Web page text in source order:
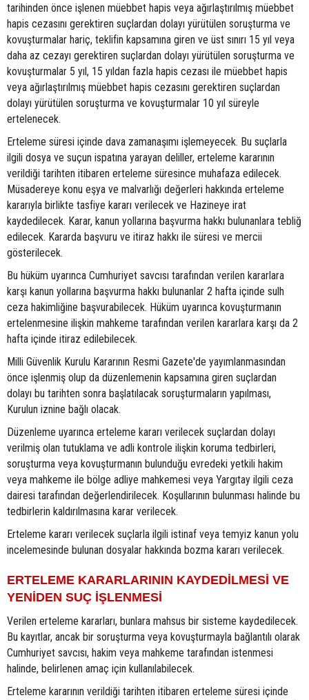
tarihinden önce işlenen müebbet hapis veya ağırlaştırılmış müebbet
hapis cezasını gerektiren suçlardan dolayı yürütülen soruşturma ve
kovuşturmalar hariç, teklifin kapsamına giren ve üst sınırı 15 yıl veya
daha az cezayı gerektiren suçlardan dolayı yürütülen soruşturma ve
kovuşturmalar 5 yıl, 15 yıldan fazla hapis cezası ile müebbet hapis
veya ağırlaştırılmış müebbet hapis cezasını gerektiren suçlardan
dolayı yürütülen soruşturma ve kovuşturmalar 10 yıl süreyle
ertelenecek.
Erteleme süresi içinde dava zamanaşımı işlemeyecek. Bu suçlarla
ilgili dosya ve suçun ispatına yarayan deliller, erteleme kararının
verildiği tarihten itibaren erteleme süresince muhafaza edilecek.
Müsadereye konu eşya ve malvarlığı değerleri hakkında erteleme
kararıyla birlikte tasfiye kararı verilecek ve Hazineye irat
kaydedilecek. Karar, kanun yollarına başvurma hakkı bulunanlara tebliğ
edilecek. Kararda başvuru ve itiraz hakkı ile süresi ve mercii
gösterilecek.
Bu hüküm uyarınca Cumhuriyet savcısı tarafından verilen kararlara
karşı kanun yollarına başvurma hakkı bulunanlar 2 hafta içinde sulh
ceza hakimliğine başvurabilecek. Hüküm uyarınca kovuşturmanın
ertelenmesine ilişkin mahkeme tarafından verilen kararlara karşı da 2
hafta içinde itiraz edilebilecek.
Milli Güvenlik Kurulu Kararının Resmi Gazete'de yayımlanmasından
önce işlenmiş olup da düzenlemenin kapsamına giren suçlardan
dolayı bu tarihten sonra başlatılacak soruşturmaların yapılması,
Kurulun iznine bağlı olacak.
Düzenleme uyarınca erteleme kararı verilecek suçlardan dolayı
verilmiş olan tutuklama ve adli kontrole ilişkin koruma tedbirleri,
soruşturma veya kovuşturmanın bulunduğu evredeki yetkili hakim
veya mahkeme ile bölge adliye mahkemesi veya Yargıtay ilgili ceza
dairesi tarafından değerlendirilecek. Koşullarının bulunması halinde bu
tedbirlerin kaldırılmasına karar verilecek.
Erteleme kararı verilecek suçlarla ilgili istinaf veya temyiz kanun yolu
incelemesinde bulunan dosyalar hakkında bozma kararı verilecek.
ERTELEME KARARLARININ KAYDEDİLMESİ VE
YENİDEN SUÇ İŞLENMESİ
Verilen erteleme kararları, bunlara mahsus bir sisteme kaydedilecek.
Bu kayıtlar, ancak bir soruşturma veya kovuşturmayla bağlantılı olarak
Cumhuriyet savcısı, hakim veya mahkeme tarafından istenmesi
halinde, belirlenen amaç için kullanılabilecek.
Erteleme kararının verildiği tarihten itibaren erteleme süresi içinde